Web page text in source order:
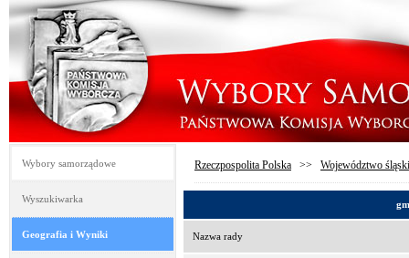
Wybory samorządowe
Wyszukiwarka
Geografia i Wyniki
Rzeczpospolita Polska >> Województwo
Nazwa rady